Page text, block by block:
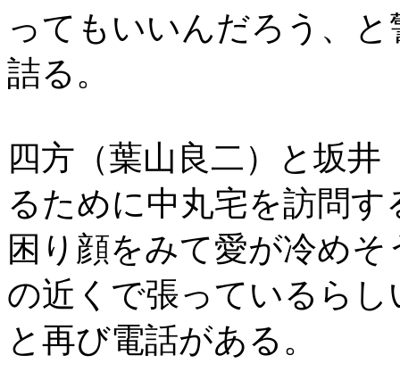
ってもいいんだろう、
詰る。
四方（葉山良二）と坂
るために中丸宅を訪問
困り顔をみて愛が冷め
の近くで張っているら
と再び電話がある。